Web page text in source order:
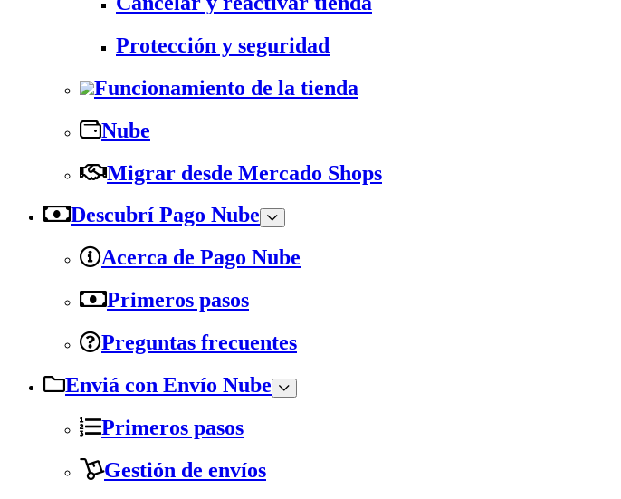
Protección y seguridad
Funcionamiento de la tienda
Nube
Migrar desde Mercado Shops
Descubrí Pago Nube
Acerca de Pago Nube
Primeros pasos
Preguntas frecuentes
Enviá con Envío Nube
Primeros pasos
Gestión de envíos